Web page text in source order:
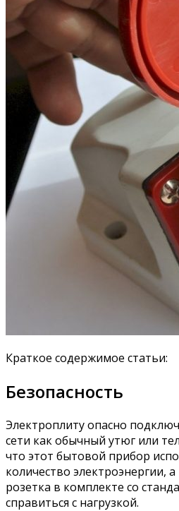
Краткое содержимое статьи:
Безопасность
Электроплиту опасно
сети как обычный утюг или
что этот бытовой прибор
количество электроэнергии,
розетка в комплекте со
справиться с нагрузкой.